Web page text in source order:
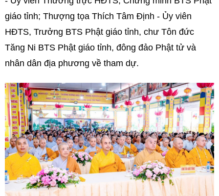
giáo tỉnh; Thượng tọa Thích Tâm Định - Ủy viên
HĐTS, Trưởng BTS Phật giáo tỉnh, chư Tôn đức
Tăng Ni BTS Phật giáo tỉnh, đông đảo Phật tử và
nhân dân địa phương về tham dự.